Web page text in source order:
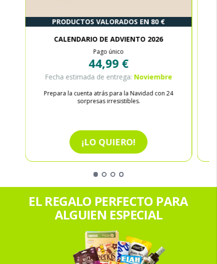
PRODUCTOS VALORADOS EN 80 €
CALENDARIO DE ADVIENTO 2026
Pago único
44,99 €
Fecha estimada de entrega: Noviembre
Prepara la cuenta atrás para la Navidad con 24
sorpresas irresistibles.
¡LO QUIERO!
EL REGALO PERFECTO PARA
ALGUIEN ESPECIAL